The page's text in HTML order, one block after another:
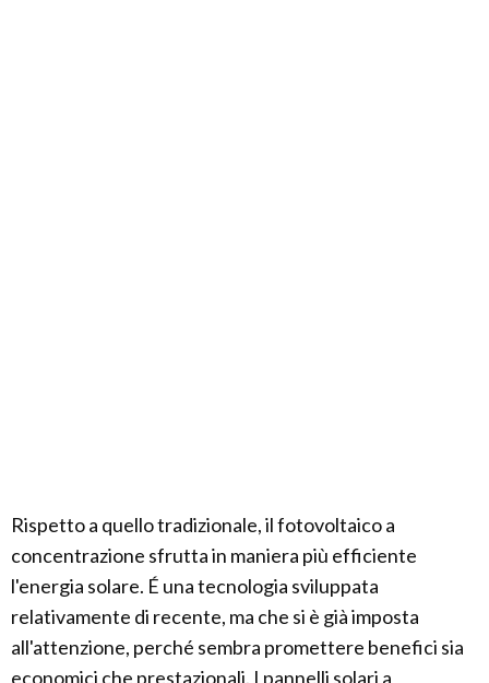
Rispetto a quello tradizionale, il fotovoltaico a
concentrazione sfrutta in maniera più efficiente
l'energia solare. É una tecnologia sviluppata
relativamente di recente, ma che si è già imposta
all'attenzione, perché sembra promettere benefici sia
economici che prestazionali. I pannelli solari a